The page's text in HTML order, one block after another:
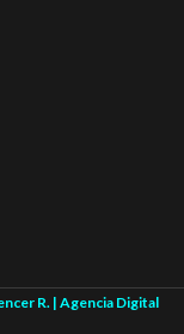
R. | Agencia Digital